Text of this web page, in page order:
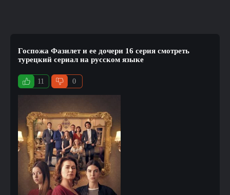
Госпожа Фазилет и ее дочери 16 серия смотреть
турецкий сериал на русском языке
11 0